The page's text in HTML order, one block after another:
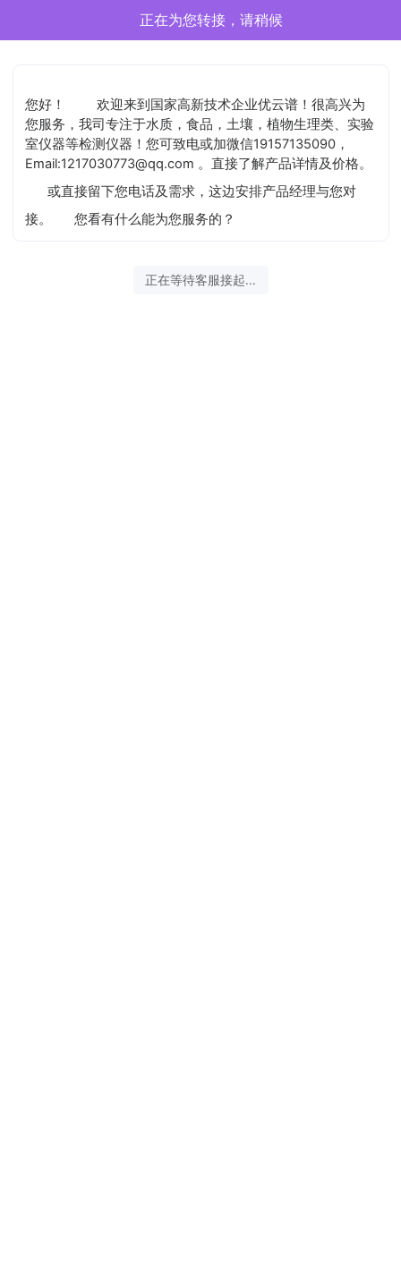
正在为您转接，请稍候
您好！
欢迎来到国家高新技术企业优云谱！很高兴为
您服务，我司专注于水质，食品，土壤，植物生理类、实验
室仪器等检测仪器！您可致电或加微信19157135090，
Email:1217030773@qq.com 。直接了解产品详情及价格。
或直接留下您电话及需求，这边安排产品经理与您对
接。
您看有什么能为您服务的？
正在等待客服接起...